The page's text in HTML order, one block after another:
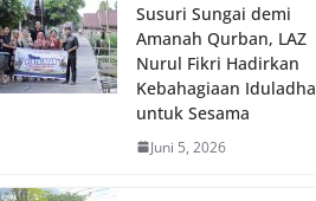
Susuri Sungai demi
Amanah Qurban, LAZ
Nurul Fikri Hadirkan
Kebahagiaan Iduladha
untuk Sesama
Juni 5, 2026